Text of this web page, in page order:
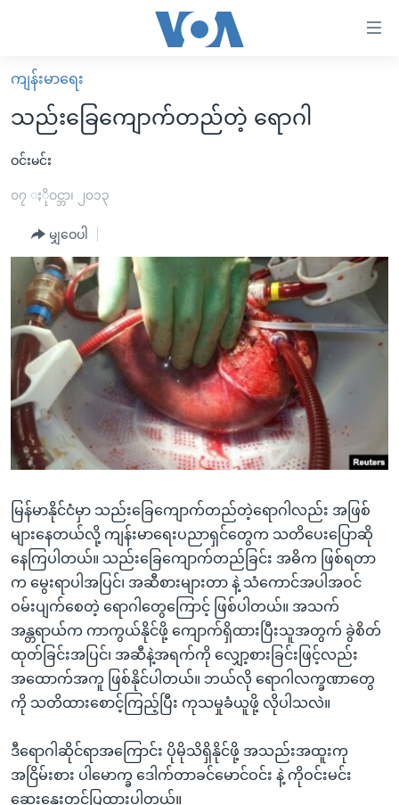
လွယ်ကူ
စေ
များ
အကြောင်းအရာ
ကျော်
ကြည့်
ရန်
ပင်မ
အ
ညွန်း
စာမျက်နှာ
ကျော်
ကြည့်
ရှာဖွေ
ကျော်
မူလစာမျက်နှာ
မြန်မာ
ကမ္ဘာ့သတင်းများ
နိုင်ငံတကာ
တရုတ်
အစ္စရေး-ပါလက်စတိုင်း
ဗွီဒီယို
ရပ်ဝန်းတခု လမ်းတခု အလွန်
အင်္ဂလိပ်စာလေ့လာမယ်
အမေရိကန်သုံးအီဒီယံ
မကြေးမုံရဲ့ အင်္ဂလိပ်စာ
ရုပ်ရှင်ထဲက အင်္ဂလိပ်စာ
သုတပဒေသာ အင်္ဂလိပ်စာ
အပတ်စဉ်ကဏ္ဍများ
ရေဒီယို
တီဗွီ
ရေဒီယိုနှင့်ရုပ်သံ အချက်အလက်များ
ရေဒီယို/တီဗွီအစီအစဉ်
Learning English
ဘာသာစကားများ
ကျန်းမာရေး
သည်းခြေကျောက်တည်တဲ့ ရောဂါ
ဝင်းမင်း
၀၇ ႏိုဝင္ဘာ၊ ၂၀၁၃
မျှဝေပါ
မြန်မာနိုင်ငံမှာ သည်းခြေကျောက်တည်တဲ့ရောဂါလည်း အဖြစ်
များနေတယ်လို့ ကျန်းမာရေးပညာရှင်တွေက သတိပေးပြောဆို
နေကြပါတယ်။ သည်းခြေကျောက်တည်ခြင်း အဓိက ဖြစ်ရတာ
က မွေးရာပါအပြင်၊ အဆီစားများတာ နဲ့ သံကောင်အပါအဝင်
ဝမ်းပျက်စေတဲ့ ရောဂါတွေကြောင့် ဖြစ်ပါတယ်။ အသက်
အန္တရာယ်က ကာကွယ်နိုင်ဖို့ ကျောက်ရှိထားပြီးသူအတွက် ခွဲစိတ်
ထုတ်ခြင်းအပြင်၊ အဆီနဲ့အရက်ကို လျှော့စားခြင်းဖြင့်လည်း
အထောက်အကူ ဖြစ်နိုင်ပါတယ်။ ဘယ်လို ရောဂါလက္ခဏာတွေ
ကို သတိထားစောင့်ကြည့်ပြီး ကုသမှုခံယူဖို့ လိုပါသလဲ။
ဒီရောဂါဆိုင်ရာအကြောင်း ပိုမိုသိရှိနိုင်ဖို့ အသည်းအထူးကု
အငြိမ်းစား ပါမောက္ခ ဒေါက်တာခင်မောင်ဝင်း နဲ့ ကိုဝင်းမင်း
ဆွေးနွေးတင်ပြထားပါတယ်။